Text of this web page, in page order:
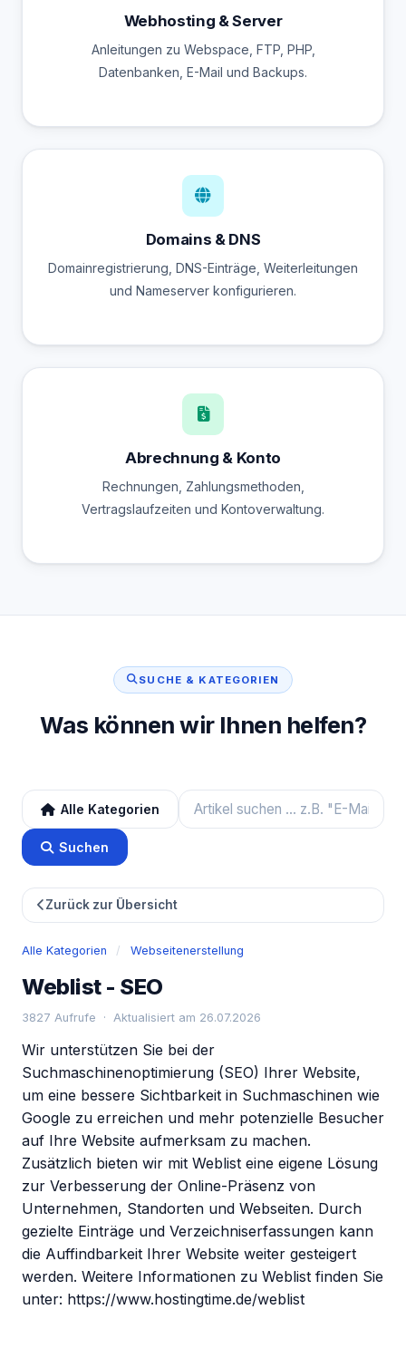
Webhosting & Server
Anleitungen zu Webspace, FTP, PHP,
Datenbanken, E-Mail und Backups.
Domains & DNS
Domainregistrierung, DNS-Einträge, Weiterleitungen
und Nameserver konfigurieren.
Abrechnung & Konto
Rechnungen, Zahlungsmethoden,
Vertragslaufzeiten und Kontoverwaltung.
SUCHE & KATEGORIEN
Was können wir Ihnen helfen?
Alle Kategorien
Suchen
Zurück zur Übersicht
Alle Kategorien / Webseitenerstellung
Weblist - SEO
3827 Aufrufe · Aktualisiert am 26.07.2026
Wir unterstützen Sie bei der
Suchmaschinenoptimierung (SEO) Ihrer Website,
um eine bessere Sichtbarkeit in Suchmaschinen wie
Google zu erreichen und mehr potenzielle Besucher
auf Ihre Website aufmerksam zu machen.
Zusätzlich bieten wir mit Weblist eine eigene Lösung
zur Verbesserung der Online-Präsenz von
Unternehmen, Standorten und Webseiten. Durch
gezielte Einträge und Verzeichniserfassungen kann
die Auffindbarkeit Ihrer Website weiter gesteigert
werden. Weitere Informationen zu Weblist finden Sie
unter: https://www.hostingtime.de/weblist